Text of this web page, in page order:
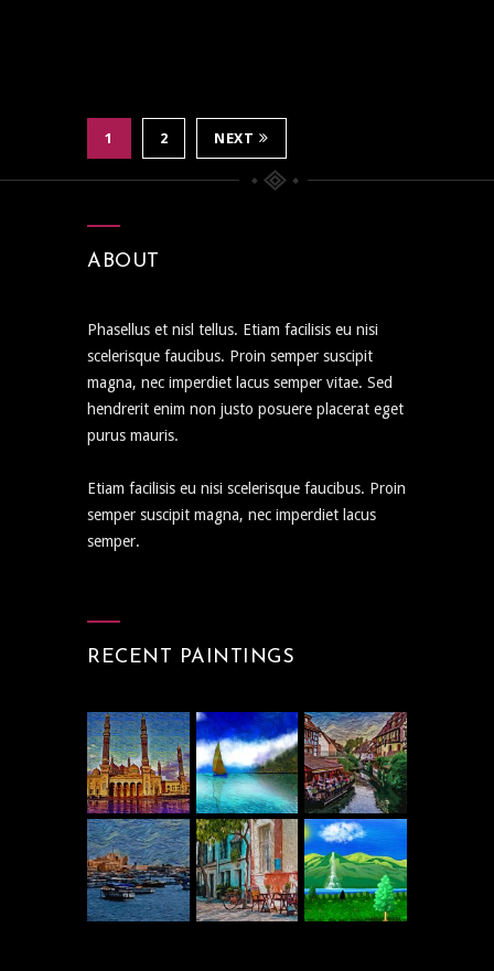
1 2 NEXT
ABOUT
Phasellus et nisl tellus. Etiam facilisis eu nisi
scelerisque faucibus. Proin semper suscipit
magna, nec imperdiet lacus semper vitae. Sed
hendrerit enim non justo posuere placerat eget
purus mauris.
Etiam facilisis eu nisi scelerisque faucibus. Proin
semper suscipit magna, nec imperdiet lacus
semper.
RECENT PAINTINGS